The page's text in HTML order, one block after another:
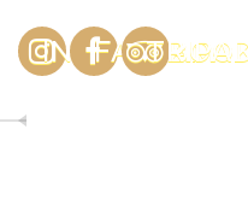
INSTAGRAM